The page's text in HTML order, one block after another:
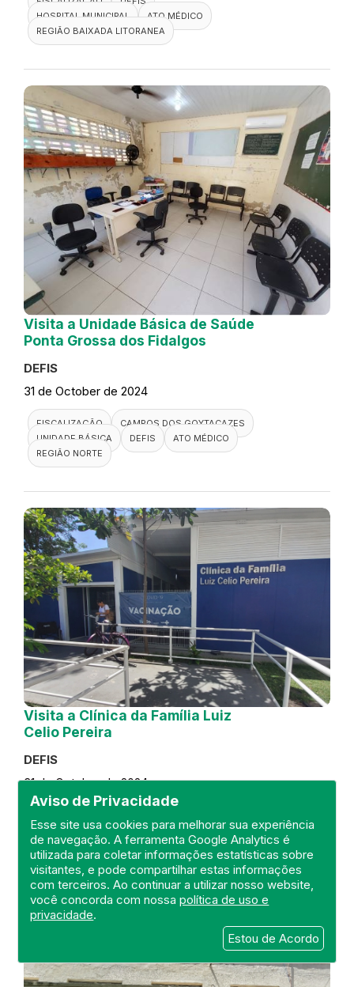
Aviso de Privacidade
Esse site usa cookies para melhorar sua experiência
de navegação. A ferramenta Google Analytics é
utilizada para coletar informações estatísticas sobre
visitantes, e pode compartilhar estas informações
com terceiros. Ao continuar a utilizar nosso website,
você concorda com nossapolítica de uso e
privacidade.
Estou de Acordo
HOSPITAL MUNICIPAL
ATO MÉDICO
REGIÃO BAIXADA LITORANEA
Visita a Unidade Básica de Saúde
Ponta Grossa dos Fidalgos
DEFIS
31 de October de 2024
FISCALIZAÇÃO
CAMPOS DOS GOYTACAZES
UNIDADE BÁSICA
DEFIS
ATO MÉDICO
REGIÃO NORTE
Visita a Clínica da Família Luiz
Celio Pereira
DEFIS
31 de October de 2024
REGIÃO METROPOLITANA
DEFIS
ATO MÉDICO
CLÍNICA DA FAMÍLIA